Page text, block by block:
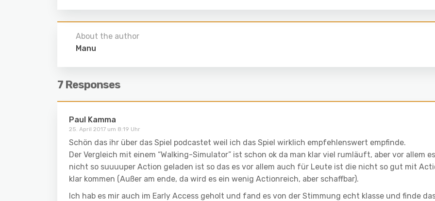
About the author
Manu
7 Responses
Paul Kamma
25. April 2017 um 8:19 Uhr
Schön das ihr über das Spiel podcastet weil ich das Spiel wirklich empfehlenswert empfinde.
Der Vergleich mit einem “Walking-Simulator” ist schon ok da man klar viel rumläuft, aber vor allem es
nicht so suuuuper Action geladen ist so das es vor allem auch für Leute ist die nicht so gut mit
klar kommen (Außer am ende, da wird es ein wenig Actionreich, aber schaffbar).
Ich hab es mir auch im Early Access geholt und fand es von der Stimmung echt klasse und finde